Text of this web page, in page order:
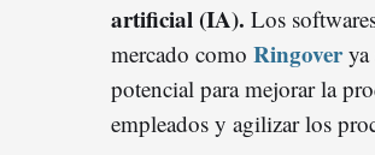
artificial (IA). Los
mercado como Ringoverya
potencial para mejorar la
empleados y agilizar los